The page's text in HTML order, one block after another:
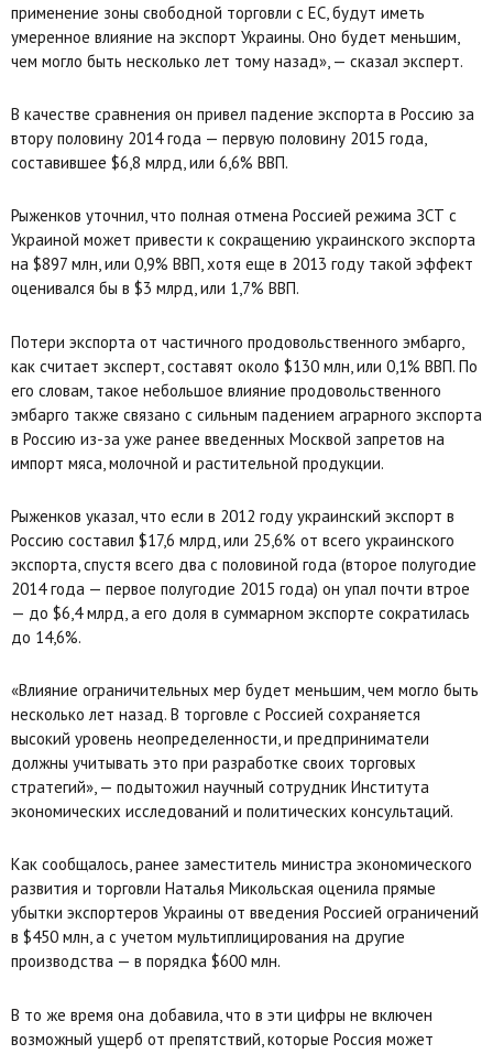
применение зоны свободной торговли с ЕС, будут иметь
умеренное влияние на экспорт Украины. Оно будет меньшим,
чем могло быть несколько лет тому назад», — сказал эксперт.
В качестве сравнения он привел падение экспорта в Россию за
втору половину 2014 года — первую половину 2015 года,
составившее $6,8 млрд, или 6,6% ВВП.
Рыженков уточнил, что полная отмена Россией режима ЗСТ с
Украиной может привести к сокращению украинского экспорта
на $897 млн, или 0,9% ВВП, хотя еще в 2013 году такой эффект
оценивался бы в $3 млрд, или 1,7% ВВП.
Потери экспорта от частичного продовольственного эмбарго,
как считает эксперт, составят около $130 млн, или 0,1% ВВП. По
его словам, такое небольшое влияние продовольственного
эмбарго также связано с сильным падением аграрного экспорта
в Россию из-за уже ранее введенных Москвой запретов на
импорт мяса, молочной и растительной продукции.
Рыженков указал, что если в 2012 году украинский экспорт в
Россию составил $17,6 млрд, или 25,6% от всего украинского
экспорта, спустя всего два с половиной года (второе полугодие
2014 года — первое полугодие 2015 года) он упал почти втрое
— до $6,4 млрд, а его доля в суммарном экспорте сократилась
до 14,6%.
«Влияние ограничительных мер будет меньшим, чем могло быть
несколько лет назад. В торговле с Россией сохраняется
высокий уровень неопределенности, и предприниматели
должны учитывать это при разработке своих торговых
стратегий», — подытожил научный сотрудник Института
экономических исследований и политических консультаций.
Как сообщалось, ранее заместитель министра экономического
развития и торговли Наталья Микольская оценила прямые
убытки экспортеров Украины от введения Россией ограничений
в $450 млн, а с учетом мультиплицирования на другие
производства — в порядка $600 млн.
В то же время она добавила, что в эти цифры не включен
возможный ущерб от препятствий, которые Россия может